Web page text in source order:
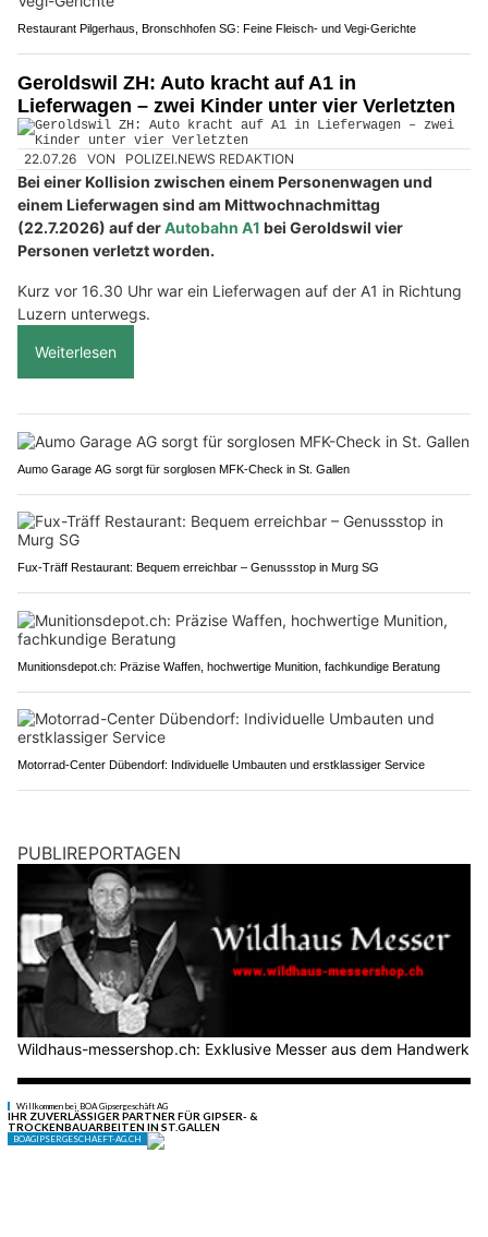
Restaurant Pilgerhaus, Bronschhofen SG: Feine Fleisch- und Vegi-Gerichte
Geroldswil ZH: Auto kracht auf A1 in
Lieferwagen – zwei Kinder unter vier Verletzten
22.07.26 VON POLIZEI.NEWS REDAKTION
Bei einer Kollision zwischen einem Personenwagen und
einem Lieferwagen sind am Mittwochnachmittag
(22.7.2026) auf derAutobahn A1 bei Geroldswil vier
Personen verletzt worden.
Kurz vor 16.30 Uhr war ein Lieferwagen auf der A1 in Richtung
Luzern unterwegs.
Weiterlesen
Aumo Garage AG sorgt für sorglosen MFK-Check in St. Gallen
Fux-Träff Restaurant: Bequem erreichbar – Genussstop in Murg SG
Munitionsdepot.ch: Präzise Waffen, hochwertige Munition, fachkundige Beratung
Motorrad-Center Dübendorf: Individuelle Umbauten und erstklassiger Service
PUBLIREPORTAGEN
Wildhaus-messershop.ch: Exklusive Messer aus dem Handwerk